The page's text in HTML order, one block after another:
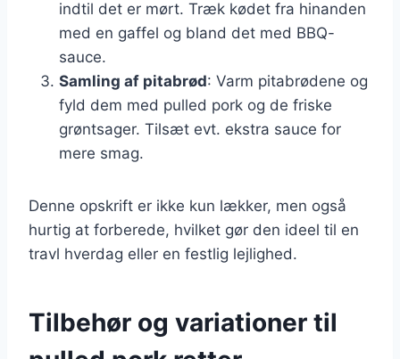
indtil det er mørt. Træk kødet fra hinanden
med en gaffel og bland det med BBQ-
sauce.
Samling af pitabrød: Varm pitabrødene og
fyld dem med pulled pork og de friske
grøntsager. Tilsæt evt. ekstra sauce for
mere smag.
Denne opskrift er ikke kun lækker, men også
hurtig at forberede, hvilket gør den ideel til en
travl hverdag eller en festlig lejlighed.
Tilbehør og variationer til